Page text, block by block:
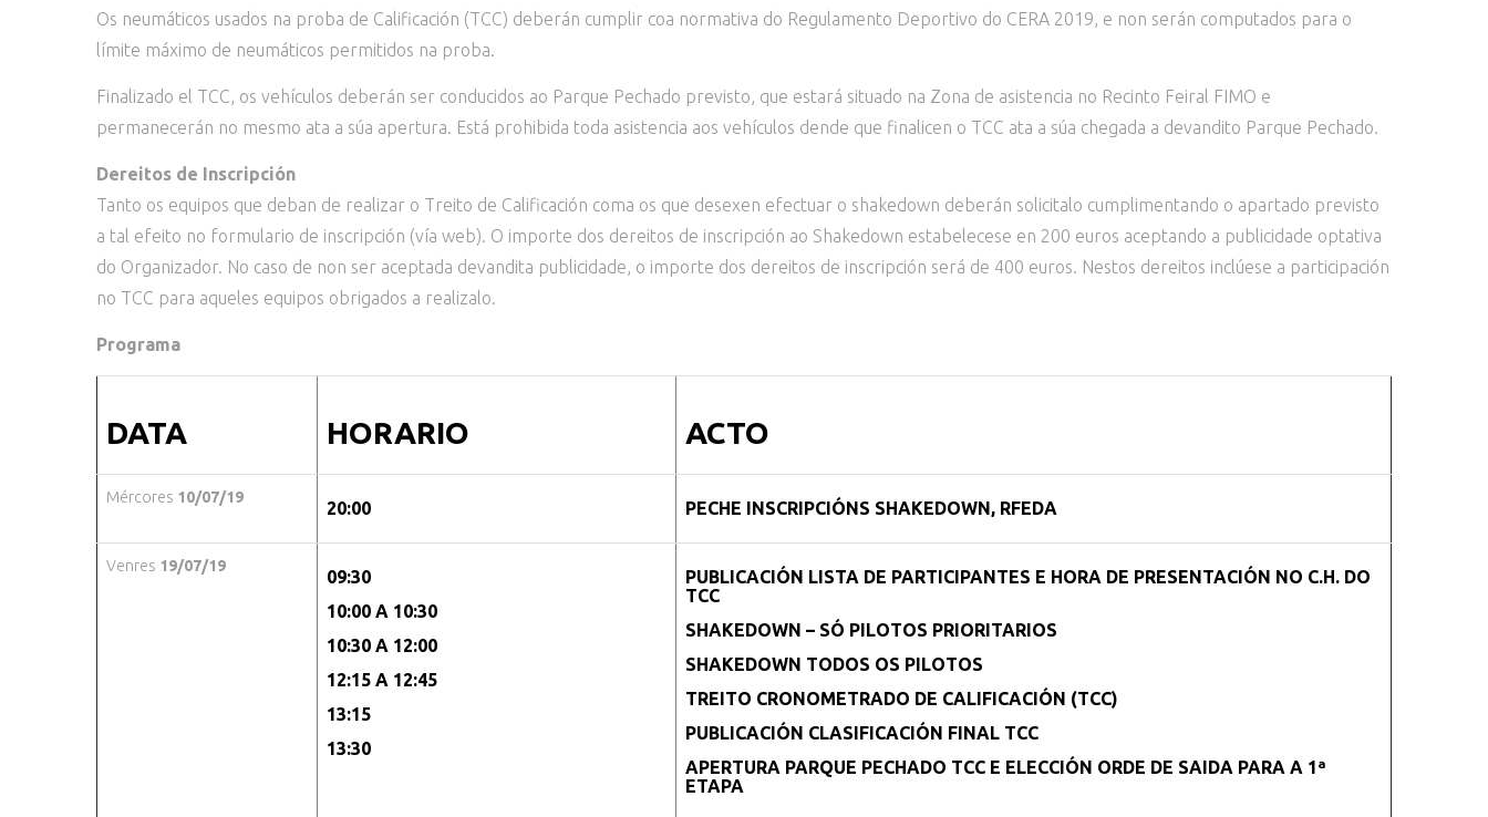
Os neumáticos usados na proba de Calificación (TCC) deberán cumplir coa normativa do Regulamento Deportivo do CERA 2019, e non serán computados para o
límite máximo de neumáticos permitidos na proba.
Finalizado el TCC, os vehículos deberán ser conducidos ao Parque Pechado previsto, que estará situado na Zona de asistencia no Recinto Feiral FIMO e
permanecerán no mesmo ata a súa apertura. Está prohibida toda asistencia aos vehículos dende que finalicen o TCC ata a súa chegada a devandito Parque Pechado.
Dereitos de Inscripción
Tanto os equipos que deban de realizar o Treito de Calificación coma os que desexen efectuar o shakedown deberán solicitalo cumplimentando o apartado previsto
a tal efeito no formulario de inscripción (vía web). O importe dos dereitos de inscripción ao Shakedown estabelecese en 200 euros aceptando a publicidade optativa
do Organizador. No caso de non ser aceptada devandita publicidade, o importe dos dereitos de inscripción será de 400 euros. Nestos dereitos inclúese a participación
no TCC para aqueles equipos obrigados a realizalo.
Programa
DATA HORARIO ACTO
Mércores 10/07/19
20:00 PECHE INSCRIPCIÓNS SHAKEDOWN, RFEDA
Venres 19/07/19
09:30
10:00 A 10:30
10:30 A 12:00
12:15 A 12:45
13:15
13:30
PUBLICACIÓN LISTA DE PARTICIPANTES E HORA DE PRESENTACIÓN NO C.H. DO
TCC
SHAKEDOWN – SÓ PILOTOS PRIORITARIOS
SHAKEDOWN TODOS OS PILOTOS
TREITO CRONOMETRADO DE CALIFICACIÓN (TCC)
PUBLICACIÓN CLASIFICACIÓN FINAL TCC
APERTURA PARQUE PECHADO TCC E ELECCIÓN ORDE DE SAIDA PARA A 1ª
ETAPA